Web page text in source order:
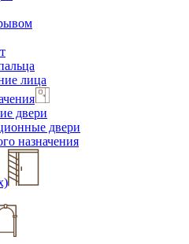
лица
двери
двери
назначения